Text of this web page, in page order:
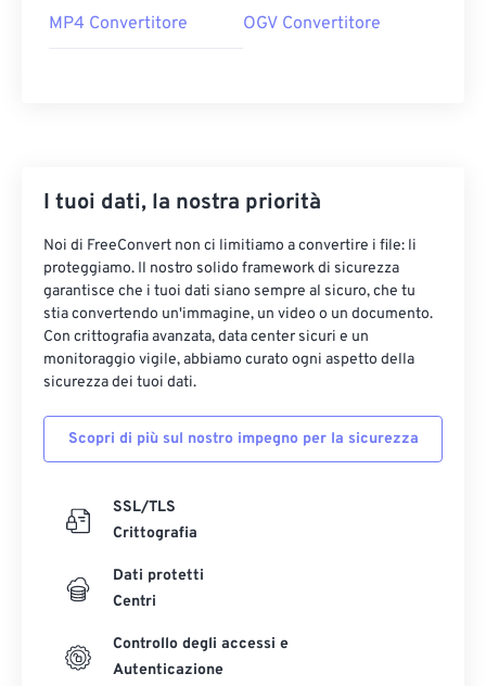
MP4 Convertitore OGV Convertitore
I tuoi dati, la nostra priorità
Noi di FreeConvert non ci limitiamo a convertire i file: li
proteggiamo. Il nostro solido framework di sicurezza
garantisce che i tuoi dati siano sempre al sicuro, che tu
stia convertendo un'immagine, un video o un documento.
Con crittografia avanzata, data center sicuri e un
monitoraggio vigile, abbiamo curato ogni aspetto della
sicurezza dei tuoi dati.
Scopri di più sul nostro impegno per la sicurezza
SSL/TLS
Crittografia
Dati protetti
Centri
Controllo degli accessi e
Autenticazione